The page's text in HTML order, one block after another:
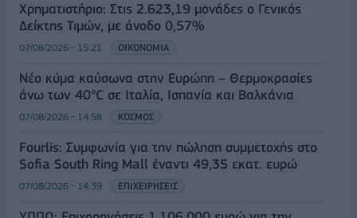
Χρηματιστήριο: Στις 2.623,19 μονάδες ο Γενικός
Δείκτης Τιμών, με άνοδο 0,57%
07/08/2026 - 15:21 ΟΙΚΟΝΟΜΙΑ
Νέο κύμα καύσωνα στην Ευρώπη – Θερμοκρασίες
άνω των 40°C σε Ιταλία, Ισπανία και Βαλκάνια
07/08/2026 - 14:58 ΚΟΣΜΟΣ
Fourlis: Συμφωνία για την πώληση συμμετοχής στο
Sofia South Ring Mall έναντι 49,35 εκατ. ευρώ
07/08/2026 - 14:39 ΕΠΙΧΕΙΡΗΣΕΙΣ